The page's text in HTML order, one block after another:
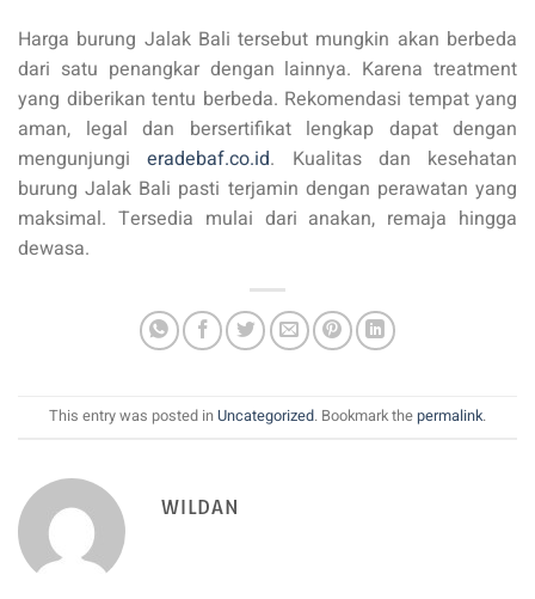
Harga burung Jalak Bali tersebut mungkin akan berbeda
dari satu penangkar dengan lainnya. Karena treatment
yang diberikan tentu berbeda. Rekomendasi tempat yang
aman, legal dan bersertifikat lengkap dapat dengan
mengunjungieradebaf.co.id. Kualitas dan kesehatan
burung Jalak Bali pasti terjamin dengan perawatan yang
maksimal. Tersedia mulai dari anakan, remaja hingga
dewasa.
This entry was posted inUncategorized. Bookmark thepermalink.
WILDAN